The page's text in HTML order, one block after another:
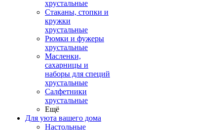
хрустальные
Стаканы, стопки и
кружки
хрустальные
Рюмки и фужеры
хрустальные
Масленки,
сахарницы и
наборы для специй
хрустальные
Салфетники
хрустальные
Ещё
Для уюта вашего дома
Настольные